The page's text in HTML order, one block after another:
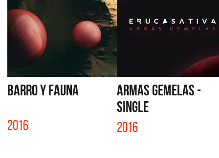
BARRO Y FAUNA
2016
ARMAS GEMELAS -
SINGLE
2016